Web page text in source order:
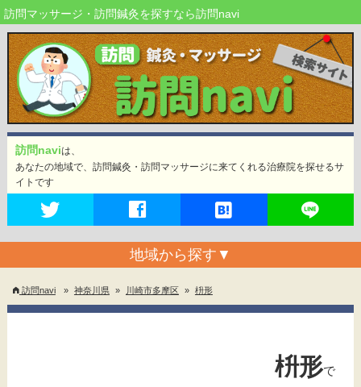
訪問マッサージ・訪問鍼灸を探すなら訪問navi
訪問naviは、
あなたの地域で、訪問鍼灸・訪問マッサージに来てくれる治療院を探せるサ
イトです
地域から探す ▼
訪問navi » 神奈川県 » 川崎市多摩区 » 枡形
枡形で